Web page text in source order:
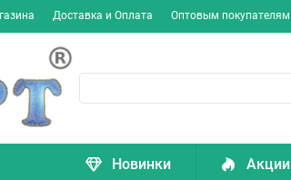
Доставка и Оплата Оптовым покупателям
Новинки Акции